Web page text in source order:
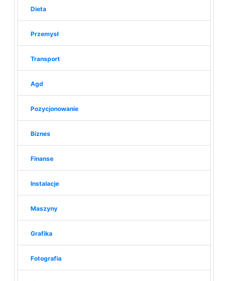
Dieta
Przemysł
Transport
Agd
Pozycjonowanie
Biznes
Finanse
Instalacje
Maszyny
Grafika
Fotografia